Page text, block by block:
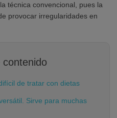
técnica convencional, pues la
provocar irregularidades en
contenido
de tratar con dietas
Sirve para muchas